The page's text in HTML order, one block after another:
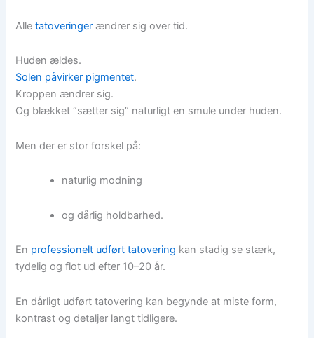
Alletatoveringer ændrer sig over tid.
Huden ældes.
Solen påvirker pigmentet.
Kroppen ændrer sig.
Og blækket “sætter sig” naturligt en smule under huden.
Men der er stor forskel på:
naturlig modning
og dårlig holdbarhed.
En professionelt udført tatovering kan stadig se stærk,
tydelig og flot ud efter 10–20 år.
En dårligt udført tatovering kan begynde at miste form,
kontrast og detaljer langt tidligere.